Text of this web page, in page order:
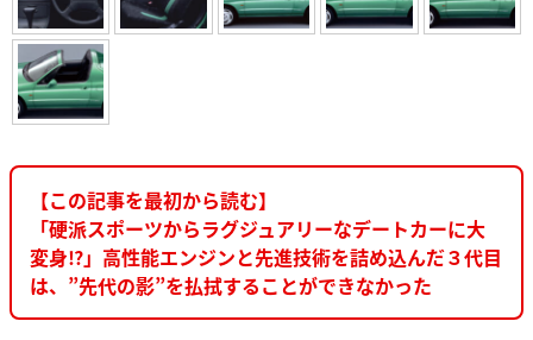
【この記事を最初から読む】
「硬派スポーツからラグジュアリーなデートカーに大
変身⁉」高性能エンジンと先進技術を詰め込んだ３代目
は、”先代の影”を払拭することができなかった